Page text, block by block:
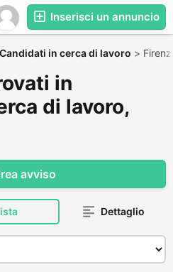
Inserisci un annuncio
Candidati in cerca di lavoro >
in
di lavoro,
avviso
Dettaglio